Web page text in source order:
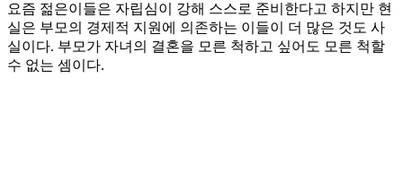
요즘 젊은이들은 자립심이 강해 스스로 준비한다고 하지만 현
실은 부모의 경제적 지원에 의존하는 이들이 더 많은 것도 사
실이다. 부모가 자녀의 결혼을 모른 척하고 싶어도 모른 척할
수 없는 셈이다.